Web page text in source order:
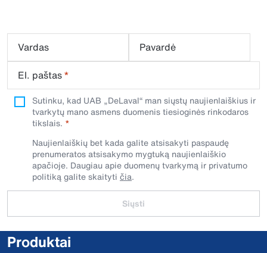
Vardas
Pavardė
El. paštas*
Sutinku, kad UAB „DeLaval“ man siųstų naujienlaiškius ir
tvarkytų mano asmens duomenis tiesioginės rinkodaros
tikslais.
Naujienlaiškių bet kada galite atsisakyti paspaudę
prenumeratos atsisakymo mygtuką naujienlaiškio
apačioje. Daugiau apie duomenų tvarkymą ir privatumo
politiką galite skaityti čia.
Siųsti
Produktai